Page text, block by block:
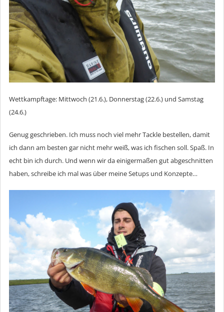
Wettkampftage: Mittwoch (21.6.), Donnerstag (22.6.) und Samstag
(24.6.)
Genug geschrieben. Ich muss noch viel mehr Tackle bestellen, damit
ich dann am besten gar nicht mehr weiß, was ich fischen soll. Spaß. In
echt bin ich durch. Und wenn wir da einigermaßen gut abgeschnitten
haben, schreibe ich mal was über meine Setups und Konzepte…